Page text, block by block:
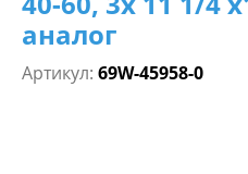
аналог
Артикул: 69W-45958-0